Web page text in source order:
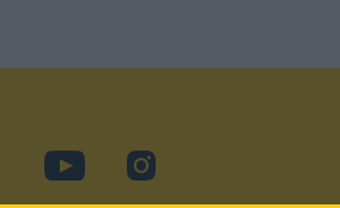
YouTubeInstagram